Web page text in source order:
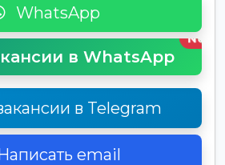
WhatsApp
в WhatsApp
New
в Telegram
email